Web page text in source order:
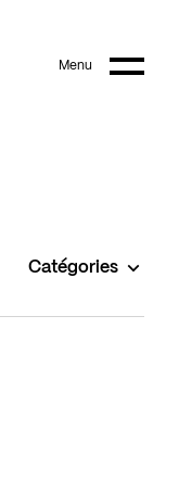
Menu
Catégories